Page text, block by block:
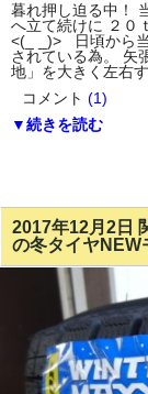
暮れ押し迫る中！
へ立て続けに ２０
<(_ _)> 日頃から
されている為。 矢
地」を大きく左右
コメント (1)
▼続きを読む
2017年12月2日
の冬タイヤNEW